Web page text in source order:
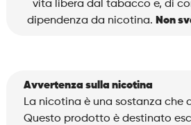
vita libera dal tabacco e, di
dipendenza da nicotina. Non
Avvertenza sulla nicotina
La nicotina è una sostanza che
Questo prodotto è destinato